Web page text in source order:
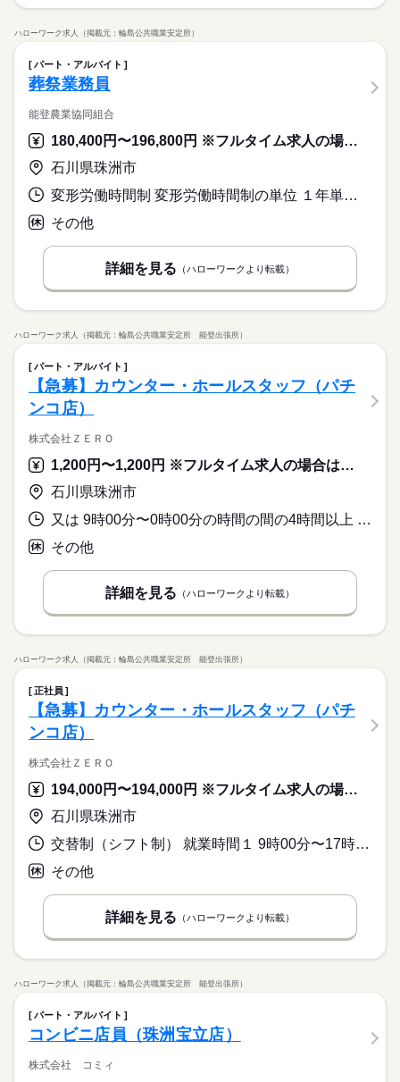
ハローワーク求人（掲載元：輪島公共職業安定所）
パート・アルバイト
葬祭業務員
能登農業協同組合
180,400円〜196,800円 ※フルタイム求人の場合は月額（換算額）、パート求人の場合は時間額を表示しています。
石川県珠洲市
変形労働時間制 変形労働時間制の単位 １年単位 就業時間１ 8時30分〜17時30分 又は 8時30分〜20時30分の時間の間の8時間程度 就業時間に関する特記事項 ・葬祭会館の利用状況に合わせシフトの変更があります。
その他
詳細を見る （ハローワークより転載）
ハローワーク求人（掲載元：輪島公共職業安定所 能登出張所）
パート・アルバイト
【急募】カウンター・ホールスタッフ（パチ
ンコ店）
株式会社ＺＥＲＯ
1,200円〜1,200円 ※フルタイム求人の場合は月額（換算額）、パート求人の場合は時間額を表示しています。
石川県珠洲市
又は 9時00分〜0時00分の時間の間の4時間以上 就業時間に関する特記事項 就業時間は４～７時間で相談に応じます
その他
詳細を見る （ハローワークより転載）
ハローワーク求人（掲載元：輪島公共職業安定所 能登出張所）
正社員
【急募】カウンター・ホールスタッフ（パチ
ンコ店）
株式会社ＺＥＲＯ
194,000円〜194,000円 ※フルタイム求人の場合は月額（換算額）、パート求人の場合は時間額を表示しています。
石川県珠洲市
交替制（シフト制） 就業時間１ 9時00分〜17時00分 就業時間２ 17時00分〜0時00分 就業時間に関する特記事項 就業時間（１）（２）のローテーション勤務
その他
詳細を見る （ハローワークより転載）
ハローワーク求人（掲載元：輪島公共職業安定所 能登出張所）
パート・アルバイト
コンビニ店員（珠洲宝立店）
株式会社 コミィ